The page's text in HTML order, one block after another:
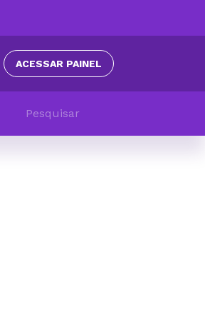
ACESSAR PAINEL